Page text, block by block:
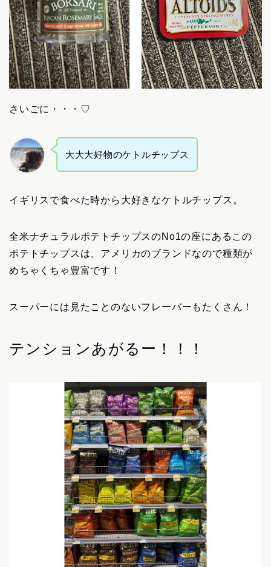
さいごに・・・♡
大大大好物のケトルチップス
イギリスで食べた時から大好きなケトルチップス。
全米ナチュラルポテトチップスのNo1の座にあるこの
ポテトチップスは、アメリカのブランドなので種類が
めちゃくちゃ豊富です！
スーパーには見たことのないフレーバーもたくさん！
テンションあがるー！！！